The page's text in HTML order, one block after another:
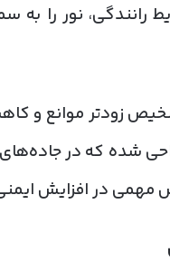
رانندگی، نور را
زودتر موانع و
شده که در
مهمی در افزایش